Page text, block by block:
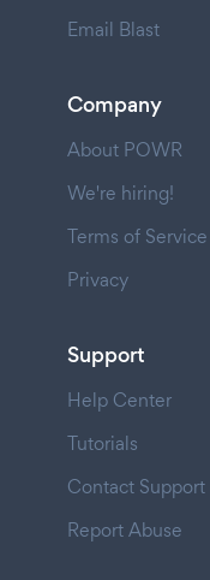
Email Blast
Company
About POWR
We're hiring!
Terms of Service
Privacy
Support
Help Center
Tutorials
Contact Support
Report Abuse